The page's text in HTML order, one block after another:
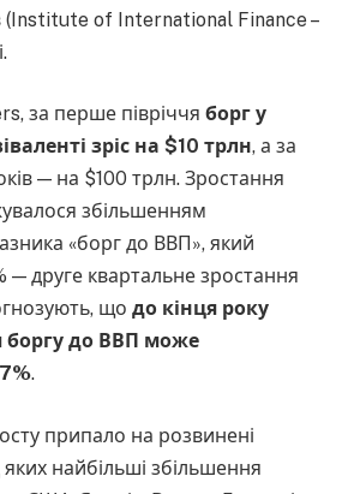
(Institute of International Finance –
за перше півріччя борг у
зріс на $10 трлн, а за
— на $100 трлн. Зростання
збільшенням
«борг до ВВП», який
— друге квартальне зростання
що до кінця року
боргу до ВВП може
.
припало на розвинені
найбільші збільшення